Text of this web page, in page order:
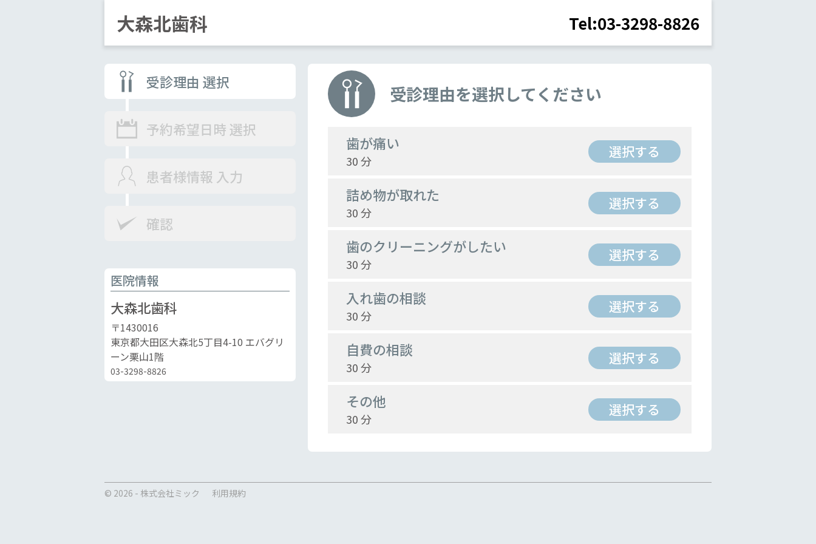
大森北歯科 Tel:03-3298-8826
受診理由 選択
予約希望日時 選択
患者様情報 入力
確認
医院情報
大森北歯科
〒1430016
東京都大田区大森北5丁目4-10 エバグリ
ーン栗山1階
03-3298-8826
受診理由を選択してください
歯が痛い
30 分
選択する
詰め物が取れた
30 分
選択する
歯のクリーニングがしたい
30 分
選択する
入れ歯の相談
30 分
選択する
自費の相談
30 分
選択する
その他
30 分
選択する
© 2026 - 株式会社ミック 利用規約